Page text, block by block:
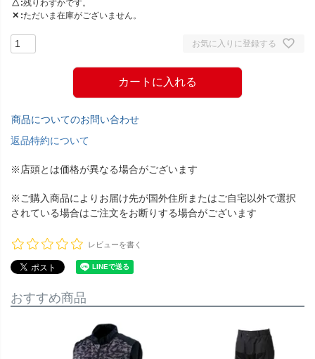
△ 残りわずかです。
✕ ただいま在庫がございません。
お気に入りに登録する
カートに入れる
商品についてのお問い合わせ
返品特約について
※店頭とは価格が異なる場合がございます
※ご購入商品によりお届け先が国外住所またはご自宅以外で選択
されている場合はご注文をお断りする場合がございます
レビューを書く
おすすめ商品